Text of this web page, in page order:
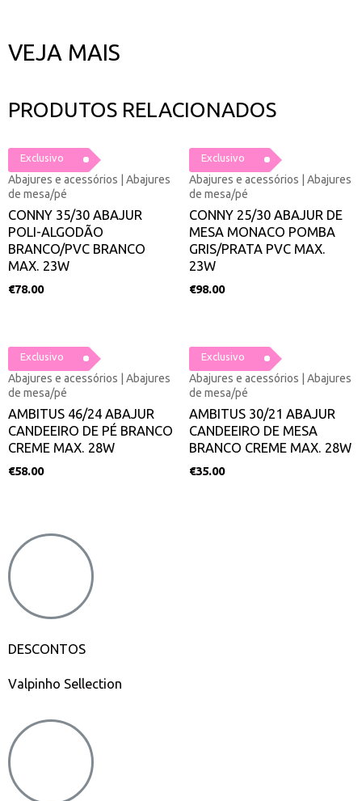
VEJA MAIS
PRODUTOS RELACIONADOS
Exclusivo
Abajures e acessórios | Abajures
de mesa/pé
CONNY 35/30 ABAJUR
POLI-ALGODÃO
BRANCO/PVC BRANCO
MAX. 23W
€78.00
Exclusivo
Abajures e acessórios | Abajures
de mesa/pé
CONNY 25/30 ABAJUR DE
MESA MONACO POMBA
GRIS/PRATA PVC MAX.
23W
€98.00
Exclusivo
Abajures e acessórios | Abajures
de mesa/pé
AMBITUS 46/24 ABAJUR
CANDEEIRO DE PÉ BRANCO
CREME MAX. 28W
€58.00
Exclusivo
Abajures e acessórios | Abajures
de mesa/pé
AMBITUS 30/21 ABAJUR
CANDEEIRO DE MESA
BRANCO CREME MAX. 28W
€35.00
DESCONTOS
Valpinho Sellection